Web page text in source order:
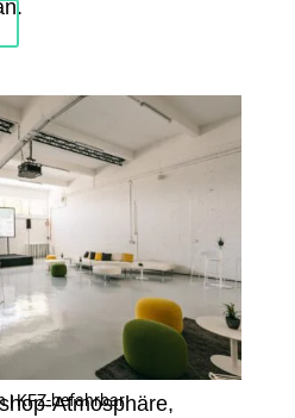
| KFZ-befahrbar
Atmosphäre,